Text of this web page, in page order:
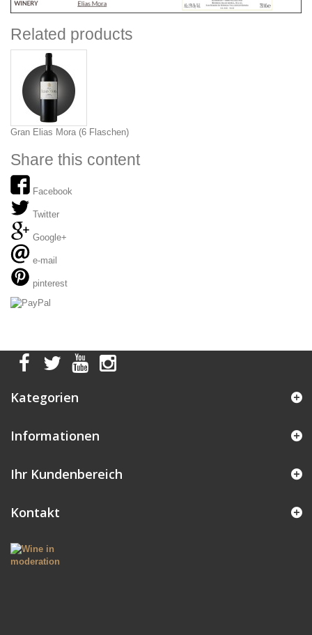
Related products
Gran Elias Mora (6 Flaschen)
Share this content
Facebook
Twitter
Google+
e-mail
pinterest
Kategorien
Informationen
Ihr Kundenbereich
Kontakt